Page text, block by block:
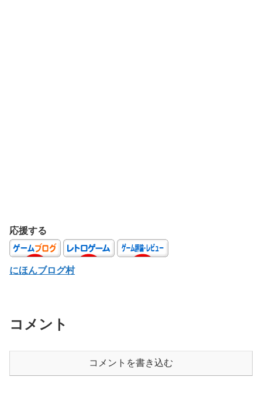
応援する
にほんブログ村
コメント
コメントを書き込む